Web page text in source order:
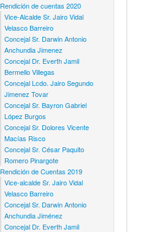
Rendición de cuentas 2020
Vice-Alcalde Sr. Jairo Vidal
Velasco Barreiro
Concejal Sr. Darwin Antonio
Anchundia Jimenez
Concejal Dr. Everth Jamil
Bermello Villegas
Concejal Lcdo. Jairo Segundo
Jimenez Tovar
Concejal Sr. Bayron Gabriel
López Burgos
Concejal Sr. Dolores Vicente
Macías Risco
Concejal Sr. César Paquito
Romero Pinargote
Rendición de Cuentas 2019
Vice-alcalde Sr. Jairo Vidal
Velasco Barreiro
Concejal Sr. Darwin Antonio
Anchundia Jiménez
Concejal Dr. Everth Jamil